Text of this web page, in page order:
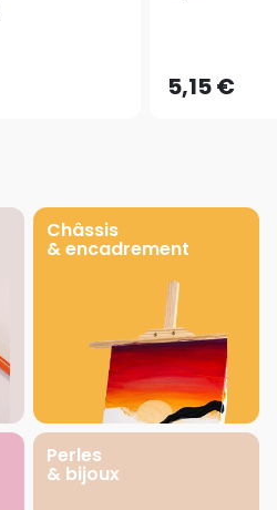
5,15 €
Châssis
& encadrement
Perles
& bijoux